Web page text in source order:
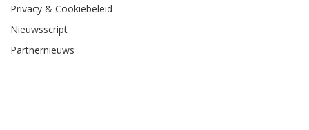
Privacy & Cookiebeleid
Nieuwsscript
Partnernieuws